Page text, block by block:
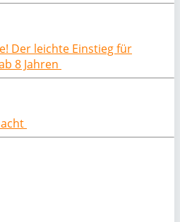
Der leichte Einstieg für
8 Jahren